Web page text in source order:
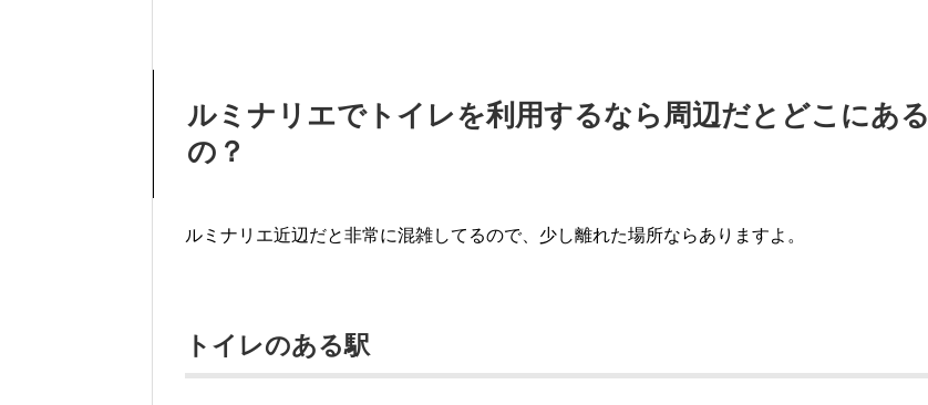
ルミナリエでトイレを利用するなら周辺だとどこにある
の？
ルミナリエ近辺だと非常に混雑してるので、少し離れた場所ならありますよ。
トイレのある駅